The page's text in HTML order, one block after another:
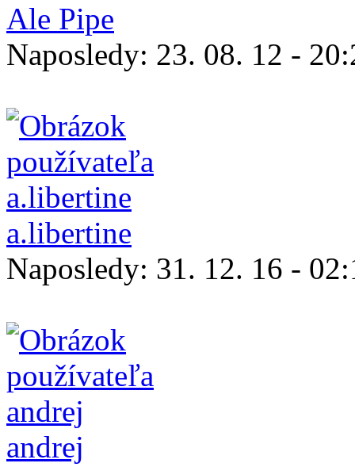
Ale Pipe
Naposledy: 23. 08. 12 -
a.libertine
Naposledy: 31. 12. 16 -
andrej